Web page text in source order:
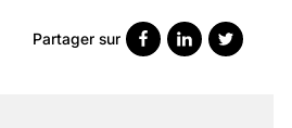
Partager sur